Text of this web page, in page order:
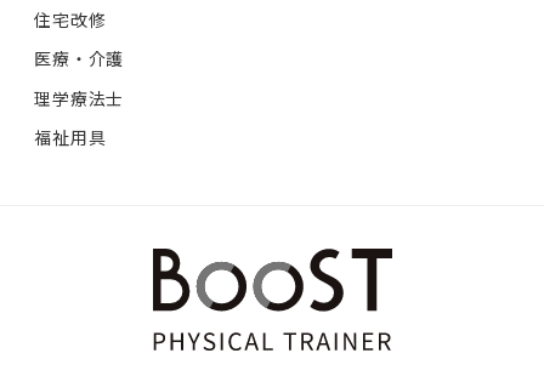
住宅改修
医療・介護
理学療法士
福祉用具